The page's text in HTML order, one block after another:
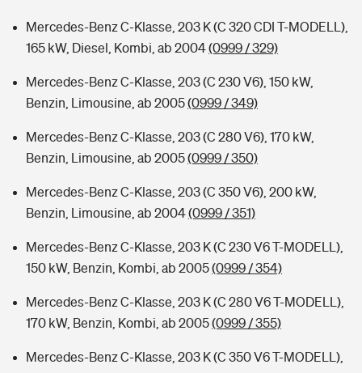
Mercedes-Benz C-Klasse, 203 K (C 320 CDI T-MODELL),
165 kW, Diesel, Kombi, ab 2004(0999 / 329)
Mercedes-Benz C-Klasse, 203 (C 230 V6), 150 kW,
Benzin, Limousine, ab 2005(0999 / 349)
Mercedes-Benz C-Klasse, 203 (C 280 V6), 170 kW,
Benzin, Limousine, ab 2005(0999 / 350)
Mercedes-Benz C-Klasse, 203 (C 350 V6), 200 kW,
Benzin, Limousine, ab 2004(0999 / 351)
Mercedes-Benz C-Klasse, 203 K (C 230 V6 T-MODELL),
150 kW, Benzin, Kombi, ab 2005(0999 / 354)
Mercedes-Benz C-Klasse, 203 K (C 280 V6 T-MODELL),
170 kW, Benzin, Kombi, ab 2005(0999 / 355)
Mercedes-Benz C-Klasse, 203 K (C 350 V6 T-MODELL),